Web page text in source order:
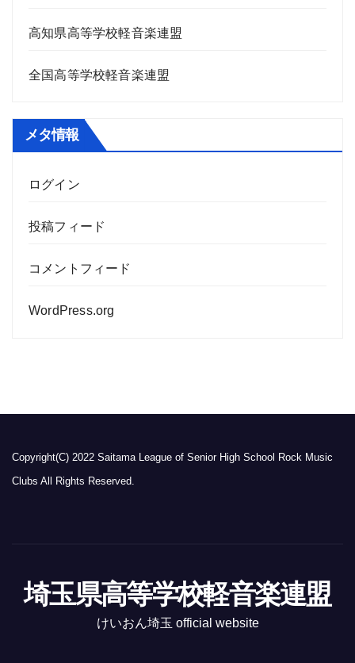
高知県高等学校軽音楽連盟
全国高等学校軽音楽連盟
メタ情報
ログイン
投稿フィード
コメントフィード
WordPress.org
Copyright(C) 2022 Saitama League of Senior High School Rock Music
Clubs All Rights Reserved.
埼玉県高等学校軽音楽連盟
けいおん埼玉 official website